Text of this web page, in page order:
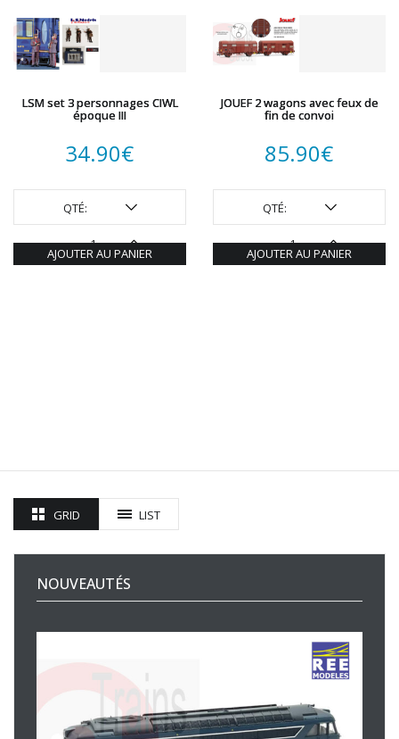
LSM set 3 personnages CIWL
époque III
34.90€
QTÉ:
AJOUTER AU PANIER
JOUEF 2 wagons avec feux de
fin de convoi
85.90€
QTÉ:
AJOUTER AU PANIER
GRID LIST
NOUVEAUTÉS